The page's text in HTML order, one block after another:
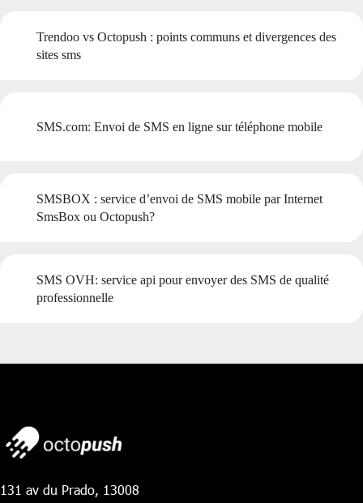
Trendoo vs Octopush : points communs et divergences des
sites sms
SMS.com: Envoi de SMS en ligne sur téléphone mobile
SMSBOX : service d’envoi de SMS mobile par Internet
SmsBox ou Octopush?
SMS OVH: service api pour envoyer des SMS de qualité
professionnelle
131 av du Prado, 13008